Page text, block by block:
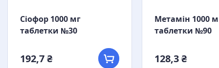
Сіофор 1000 мг
таблетки №30
192,7 ₴
Метамін 1000
таблетки №90
128,3 ₴